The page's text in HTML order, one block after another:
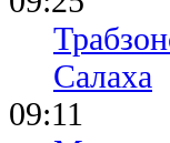
Салаха
09:11